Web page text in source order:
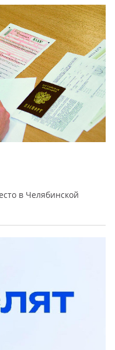
в Челябинской